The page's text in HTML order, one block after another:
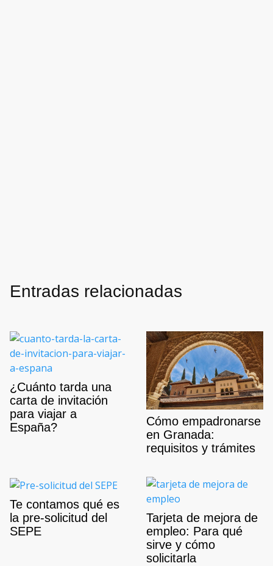
Entradas relacionadas
¿Cuánto tarda una
carta de invitación
para viajar a
España?
Cómo empadronarse
en Granada:
requisitos y trámites
Te contamos qué es
la pre-solicitud del
SEPE
Tarjeta de mejora de
empleo: Para qué
sirve y cómo
solicitarla